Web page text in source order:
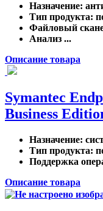
Назначение:
Тип продукта:
Файловый
Анализ ...
Описание товара
Symantec
Business
Назначение:
Тип продукта:
Поддержка
Описание товара